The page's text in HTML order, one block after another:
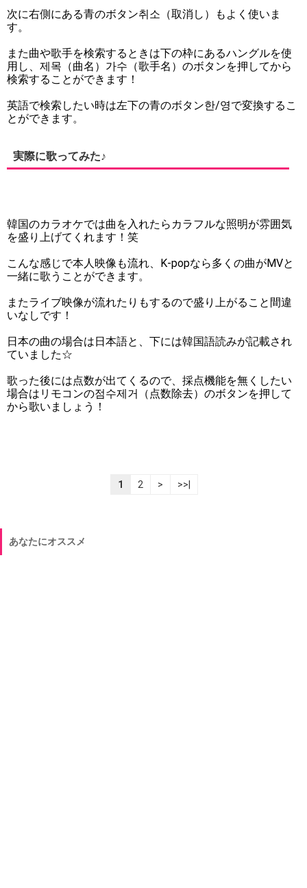
次に右側にある青のボタン취소（取消し）もよく使いま
す。
また曲や歌手を検索するときは下の枠にあるハングルを使
用し、제목（曲名）가수（歌手名）のボタンを押してから
検索することができます！
英語で検索したい時は左下の青のボタン한/영で変換するこ
とができます。
実際に歌ってみた♪
韓国のカラオケでは曲を入れたらカラフルな照明が雰囲気
を盛り上げてくれます！笑
こんな感じで本人映像も流れ、K-popなら多くの曲がMVと
一緒に歌うことができます。
またライブ映像が流れたりもするので盛り上がること間違
いなしです！
日本の曲の場合は日本語と、下には韓国語読みが記載され
ていました☆
歌った後には点数が出てくるので、採点機能を無くしたい
場合はリモコンの점수제거（点数除去）のボタンを押して
から歌いましょう！
1 2 > >>|
あなたにオススメ